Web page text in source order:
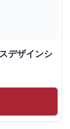
デザインシ